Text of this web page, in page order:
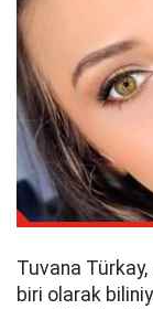
Tuvana Türkay,
biri olarak